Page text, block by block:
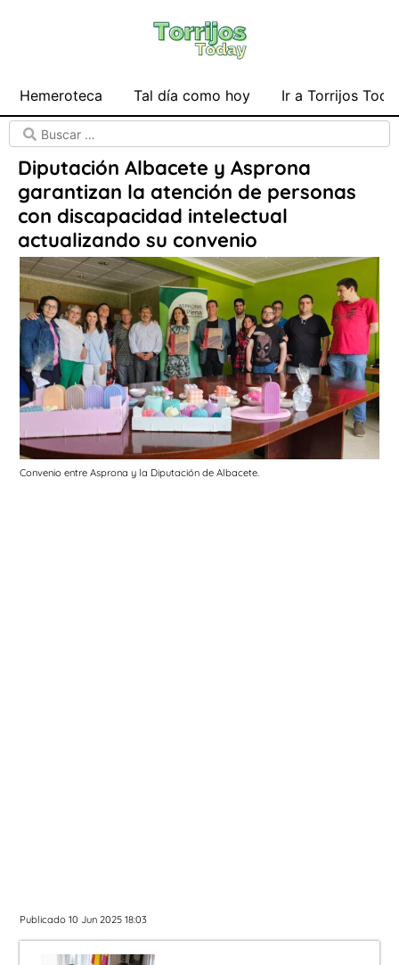
Hemeroteca Tal día como hoy Ir a Torrijos
Diputación Albacete y Asprona
garantizan la atención de personas
con discapacidad intelectual
actualizando su convenio
Convenio entre Asprona y la Diputación de Albacete.
Publicado 10 Jun 2025 18:03